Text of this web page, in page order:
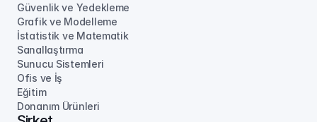
Güvenlik ve Yedekleme
Grafik ve Modelleme
İstatistik ve Matematik
Sanallaştırma
Sunucu Sistemleri
Ofis ve İş
Eğitim
Donanım Ürünleri